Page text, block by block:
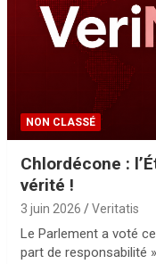
NON CLASSÉ
Chlordécone :
vérité !
3 juin 2026 Veritatis
Le Parlement a voté
part de responsabilité